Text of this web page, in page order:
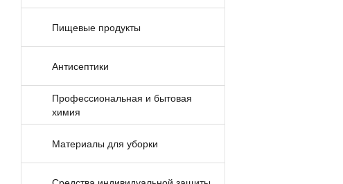
Пищевые продукты
Антисептики
Профессиональная и бытовая
химия
Материалы для уборки